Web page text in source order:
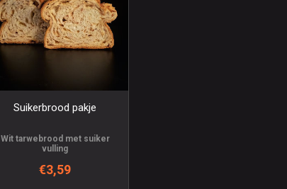
Suikerbrood pakje
Wit tarwebrood met suiker
vulling
€3,59